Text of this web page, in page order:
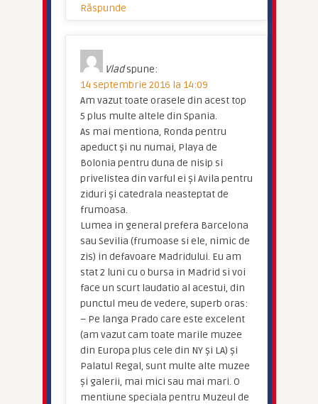
Răspunde
Vlad spune:
14 septembrie 2016 la 14:09
Am vazut toate orasele din acest top
5 plus multe altele din Spania.
As mai mentiona, Ronda pentru
apeduct și nu numai, Playa de
Bolonia pentru duna de nisip si
privelistea din varful ei și Avila pentru
ziduri și catedrala neasteptat de
frumoasa.
Lumea in general prefera Barcelona
sau Sevilia (frumoase si ele, nimic de
zis) in defavoare Madridului. Eu am
stat 2 luni cu o bursa in Madrid si voi
face un scurt laudatio al acestui, din
punctul meu de vedere, superb oras:
– Pe langa Prado care este excelent
(am vazut cam toate marile muzee
din Europa plus cele din NY și LA) și
Palatul Regal, sunt multe alte muzee
și galerii, mai mici sau mai mari. O
mentiune speciala pentru Muzeul de